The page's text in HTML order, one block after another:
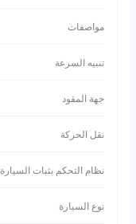
مواصفات
تنبيه السرعة
جهة المقود
نقل الحركة
نظام التحكم بثبات السيارة
نوع السيارة